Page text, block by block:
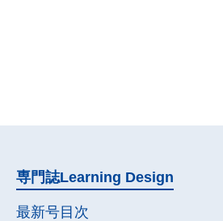
専門誌Learning Design
最新号目次